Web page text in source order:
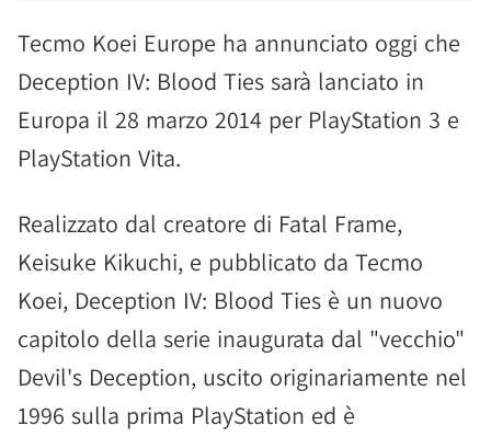
Tecmo Koei Europe ha annunciato oggi che
Deception IV: Blood Ties sarà lanciato in
Europa il 28 marzo 2014 per PlayStation 3 e
PlayStation Vita.
Realizzato dal creatore di Fatal Frame,
Keisuke Kikuchi, e pubblicato da Tecmo
Koei, Deception IV: Blood Ties è un nuovo
capitolo della serie inaugurata dal "vecchio"
Devil's Deception, uscito originariamente nel
1996 sulla prima PlayStation ed è